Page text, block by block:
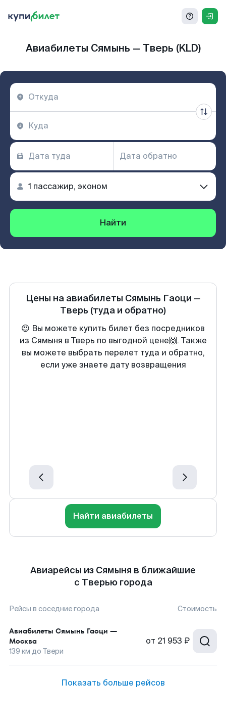
Авиабилеты Сямынь — Тверь (KLD)
Найти
Цены на авиабилеты Сямынь Гаоци —
Тверь (туда и обратно)
😍 Вы можете купить билет без посредников
из Сямыня в Тверь по выгодной цене🙌. Также
вы можете выбрать перелет туда и обратно,
если уже знаете дату возвращения
Найти авиабилеты
Авиарейсы из Сямыня в ближайшие
с Тверью города
Рейсы в соседние города Стоимость
Авиабилеты Сямынь Гаоци —
Москва
139 км до Твери
от 21 953 ₽
Показать больше рейсов